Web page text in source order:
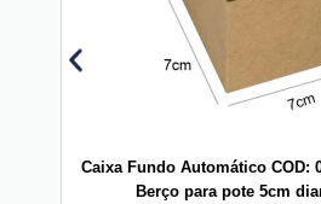
Caixa Fundo Automático COD:
Berço para pote 5cm